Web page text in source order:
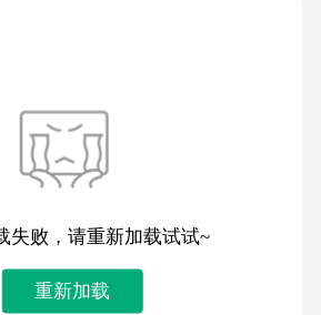
失败，请重新加载试试~
重新加载